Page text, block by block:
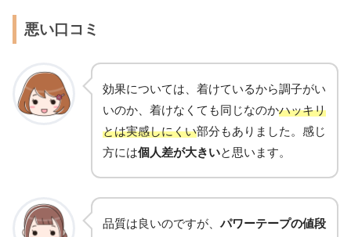
悪い口コミ
効果については、着けているから調子がい
いのか、着けなくても同じなのかハッキリ
とは実感しにくい部分もありました。感じ
方には個人差が大きいと思います。
品質は良いのですが、 パワーテープの値段